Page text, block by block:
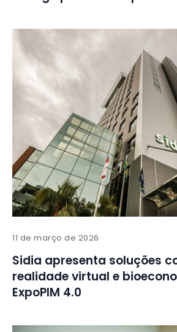
11 de março de 2026
Sidia apresenta soluções
realidade virtual e
ExpoPIM 4.0